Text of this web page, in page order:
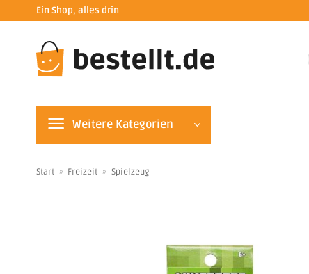
springen
Ein Shop, alles drin
Weitere Kategorien
Start » Freizeit » Spielzeug